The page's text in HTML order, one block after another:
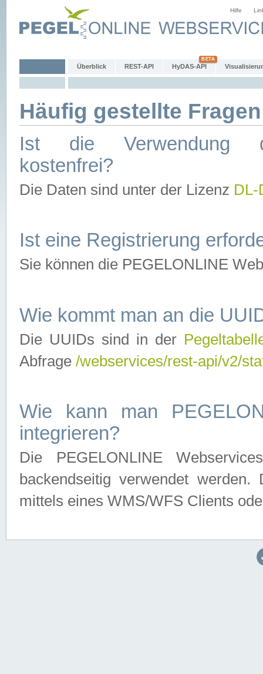
Hilfe
Überblick REST-API HyDAS-API
Häufig gestellte
Ist die Verwendung
kostenfrei?
Die Daten sind unter der Lizenz
Ist eine Registrierung
Sie können die PEGELONLINE
Wie kommt man an die
Die UUIDs sind in der
Abfrage /webservices/rest-api/v2/
Wie kann man
integrieren?
Die PEGELONLINE
backendseitig verwendet
mittels eines WMS/WFS Clients